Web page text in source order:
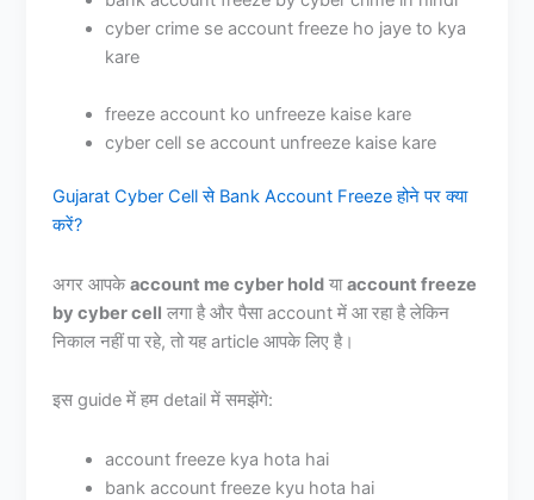
cyber crime se account freeze ho jaye to kya
kare
freeze account ko unfreeze kaise kare
cyber cell se account unfreeze kaise kare
Gujarat Cyber Cell से Bank Account Freeze होने पर क्या
करें?
अगर आपकेaccount me cyber hold याaccount freeze
by cyber cell लगा है और पैसा account में आ रहा है लेकिन
निकाल नहीं पा रहे, तो यह article आपके लिए है।
इस guide में हम detail में समझेंगे:
account freeze kya hota hai
bank account freeze kyu hota hai